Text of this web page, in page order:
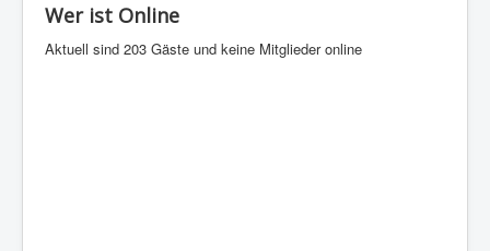
Wer ist Online
Aktuell sind 203 Gäste und keine Mitglieder online